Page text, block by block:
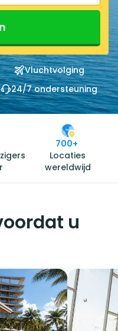
Vluchtvolging
24/7 ondersteuning
700+
Locaties
wereldwijd
u